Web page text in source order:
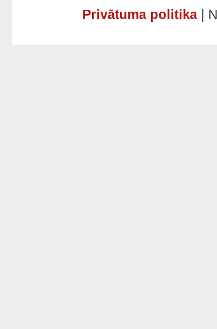
Privātuma politika|